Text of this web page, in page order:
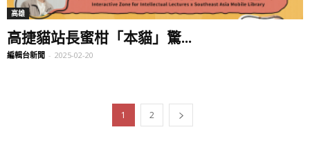
高雄
高捷貓站長蜜柑「本貓」驚...
編輯台新聞 - 2025-02-20
1 2